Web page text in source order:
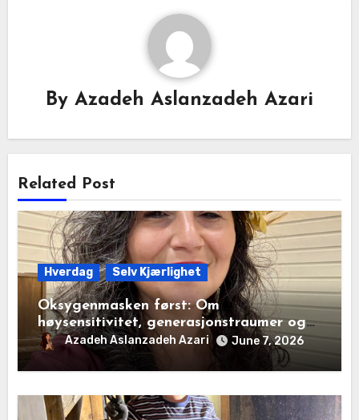
By Azadeh Aslanzadeh Azari
Related Post
Hverdag Selv Kjærlighet
Oksygenmasken først: Om
høysensitivitet, generasjonstraumer og
det disiplinerte tunnelsynet
Azadeh Aslanzadeh Azari June 7, 2026